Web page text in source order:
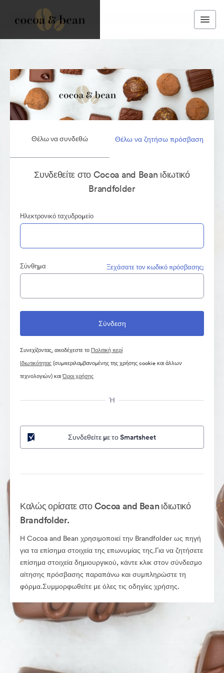
Θέλω να συνδεθώ Θέλω να ζητήσω πρόσβαση
Συνδεθείτε στο Cocoa and Bean ιδιωτικό
Brandfolder
Ηλεκτρονικό ταχυδρομείο
Σύνθημα Ξεχάσατε τον κωδικό πρόσβασης;
Συνεχίζοντας, αποδέχεστε το Πολιτική περί
Ιδιωτικότητας(συμπεριλαμβανομένης της χρήσης cookie και άλλων
τεχνολογιών) καιΌροι χρήσης
Ή
Συνδεθείτε με το Smartsheet
Καλώς ορίσατε στο Cocoa and Bean ιδιωτικό
Brandfolder.
Η Cocoa and Bean χρησιμοποιεί την Brandfolder ως πηγή
για τα επίσημα στοιχεία της επωνυμίας της.Για να ζητήσετε
επίσημα στοιχεία δημιουργικού, κάντε κλικ στον σύνδεσμο
αίτησης πρόσβασης παραπάνω και συμπληρώστε τη
φόρμα.Συμμορφωθείτε με όλες τις οδηγίες χρήσης.